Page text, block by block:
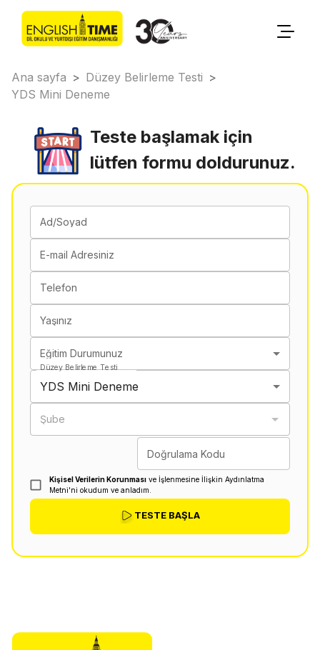
Ana sayfa > Düzey Belirleme Testi >
YDS Mini Deneme
Teste başlamak için
lütfen formu doldurunuz.
Ad/Soyad
E-mail Adresiniz
Telefon
Yaşınız
Eğitim Durumunuz
Düzey Belirleme Testi
YDS Mini Deneme
Şube
Doğrulama Kodu
Kişisel Verilerin Korunması ve İşlenmesine İlişkin Aydınlatma
Metni'ni okudum ve anladım.
TESTE BAŞLA